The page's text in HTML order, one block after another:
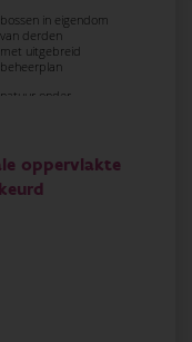
bossen in eigendom
van derden
met uitgebreid
beheerplan
natuur onder
erkend
natuurreservaat
oppervlakte